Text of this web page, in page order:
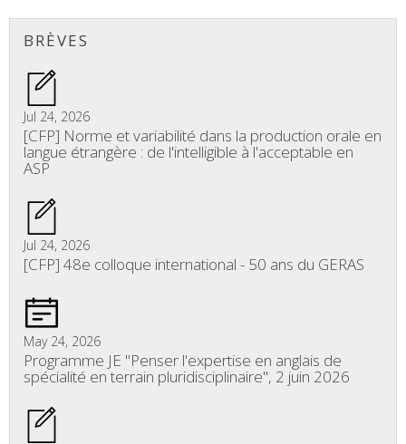
BRÈVES
Jul 24, 2026
[CFP] Norme et variabilité dans la production orale en
langue étrangère : de l'intelligible à l'acceptable en
ASP
Jul 24, 2026
[CFP] 48e colloque international - 50 ans du GERAS
May 24, 2026
Programme JE "Penser l'expertise en anglais de
spécialité en terrain pluridisciplinaire", 2 juin 2026